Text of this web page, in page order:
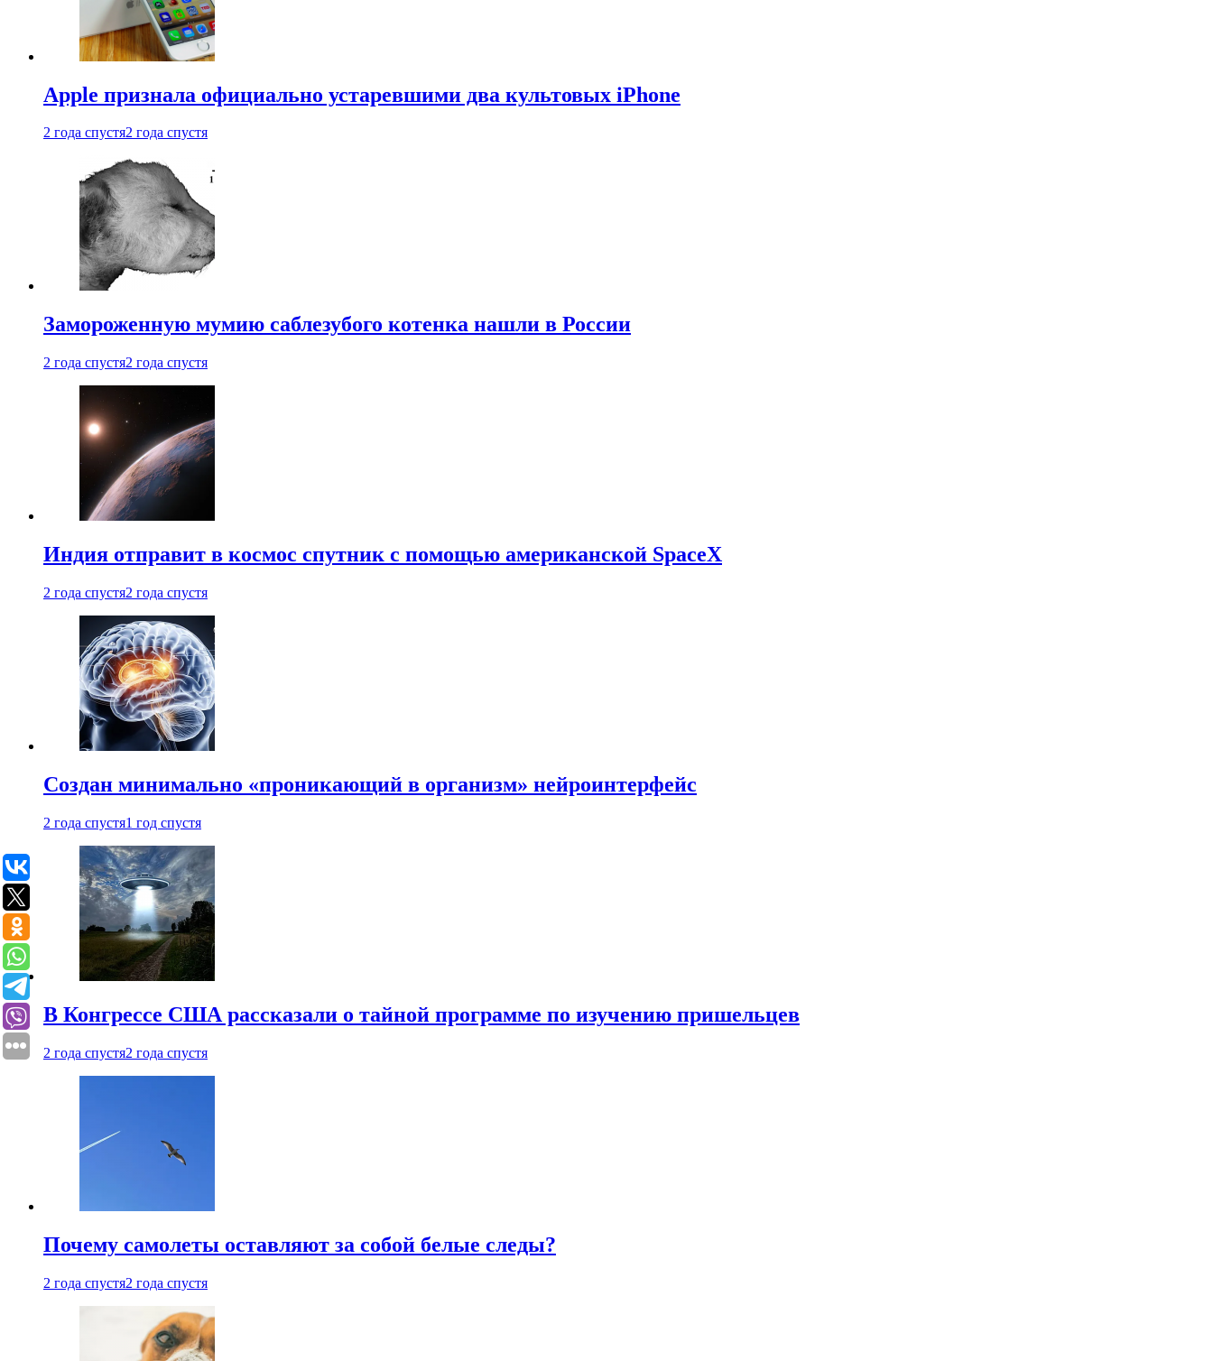
Apple признала официально устаревшими два культовых iPhone
2 года спустя2 года спустя
Замороженную мумию саблезубого котенка нашли в России
2 года спустя2 года спустя
Индия отправит в космос спутник с помощью американской SpaceX
2 года спустя2 года спустя
Создан минимально «проникающий в организм» нейроинтерфейс
2 года спустя1 год спустя
В Конгрессе США рассказали о тайной программе по изучению пришельцев
2 года спустя2 года спустя
Почему самолеты оставляют за собой белые следы?
2 года спустя2 года спустя